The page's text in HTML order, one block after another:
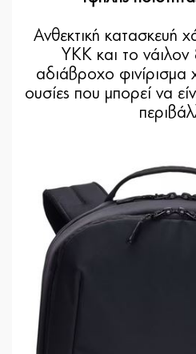
Ανθεκτική κατασκευή
YKK και το
αδιάβροχο φινίρισμα
ουσίες που μπορεί να